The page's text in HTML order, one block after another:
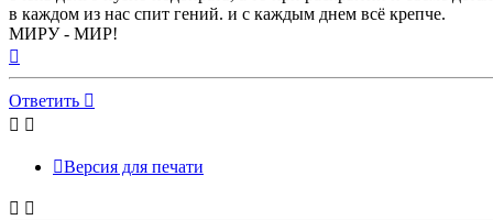
в каждом из нас спит гений. и с каждым днем всё крепче.
МИРУ - МИР!
началу
Ответить
Версия для печати